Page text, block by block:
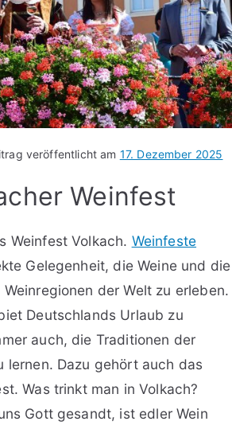
veröffentlicht am 17. Dezember 2025
Weinfest
Weinfest Volkach. Weinfeste
Gelegenheit, die Weine und die
der Welt zu erleben.
Deutschlands Urlaub zu
auch, die Traditionen der
lernen. Dazu gehört auch das
Was trinkt man in Volkach?
Gott gesandt, ist edler Wein